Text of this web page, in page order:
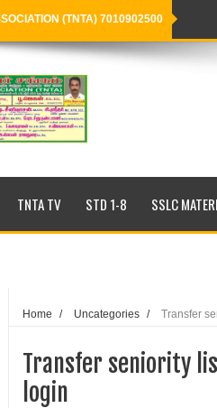
(TNTA) 7010902500
TNTA TV STD 1-8 SSLC
Home / Uncategories / Transfer
Transfer seniority
login